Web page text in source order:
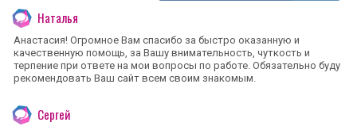
Наталья
Анастасия! Огромное Вам спасибо за быстро оказанную и
качественную помощь, за Вашу внимательность, чуткость и
терпение при ответе на мои вопросы по работе. Обязательно буду
рекомендовать Ваш сайт всем своим знакомым.
Сергей